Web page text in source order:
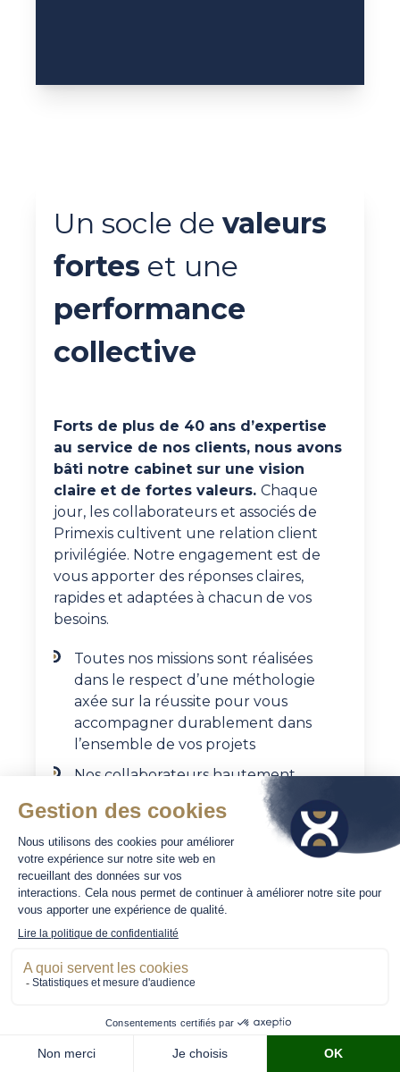
Un socle de valeurs
fortes et une
performance
collective
Forts de plus de 40 ans d’expertise
au service de nos clients, nous avons
bâti notre cabinet sur une vision
claire et de fortes valeurs. Chaque
jour, les collaborateurs et associés de
Primexis cultivent une relation client
privilégiée. Notre engagement est de
vous apporter des réponses claires,
rapides et adaptées à chacun de vos
besoins.
Toutes nos missions sont réalisées
dans le respect d’une méthologie
axée sur la réussite pour vous
accompagner durablement dans
l’ensemble de vos projets
Nos collaborateurs hautement
qualifiés évoluent au sein d’équipes
pluridisciplinaires pour développer
leurs compétences et apporter un
haut niveau de prestation
Chez Primexis, l’engagement de nos
collaborateurs contribue pleinement
à la réussite de nos clients, basé sur
respect mutuel. Ensemble, nous
de notre cabinet demeure